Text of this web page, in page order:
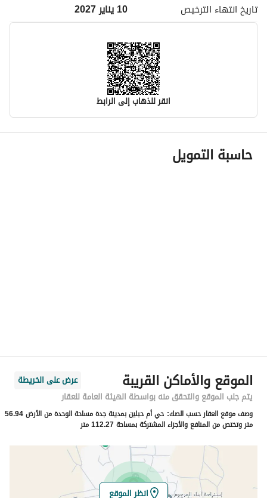
تاريخ انتهاء الترخيص 10 يناير 2027
انقر للذهاب إلى الرابط
معلومات مسؤول الإعلان
اسم المسؤول
رقم المبنى
3469
الرقم الاضافي
7785
خط العرض
21.70682511588782
خط الطول
39.214266178862346
حاسبة التمويل
الموقع والأماكن القريبة
عرض على الخريطة
يتم جلب الموقع والتحقق منه بواسطة الهيئة العامة للعقار
وصف موقع العقار حسب الصك:
حي أم حبلين بمدينة جدة مساحة الوحدة من الأرض 56.94
متر وتختص من المنافع والأجزاء المشتركة بمساحة 112.27 متر
انظر الموقع